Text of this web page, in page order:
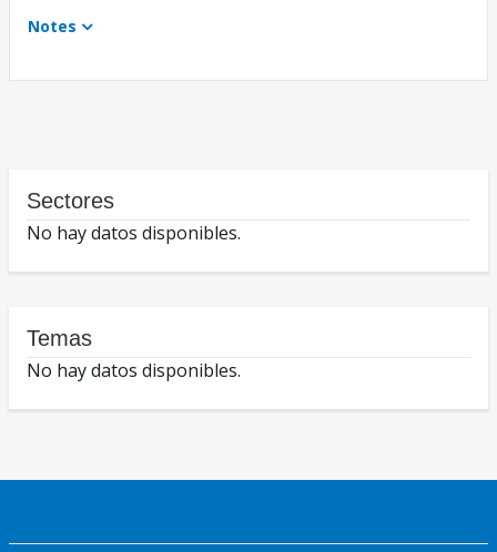
Notes
Sectores
No hay datos disponibles.
Temas
No hay datos disponibles.